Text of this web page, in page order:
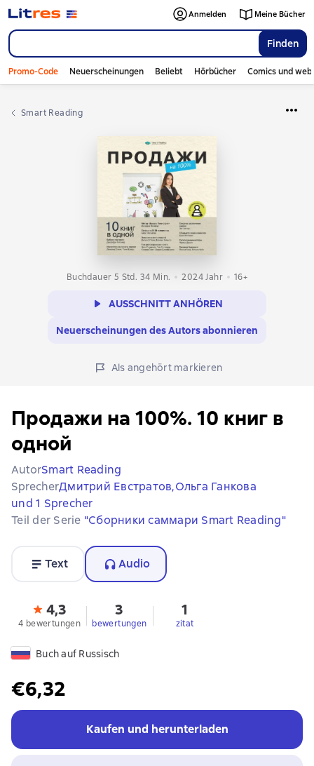
Finden
Anmelden Meine Bücher
Promo-Code Neuerscheinungen Beliebt Hörbücher Comics und
Smart Reading
Buchdauer 5 Std. 34 Min. 2024 Jahr 16+
AUSSCHNITT ANHÖREN
Neuerscheinungen des Autors abonnieren
Als angehört markieren
Продажи на 100%. 10 книг в
одной
AutorSmart Reading
SprecherДмитрий Евстратов,Ольга Ганкова
und 1 Sprecher
Teil der Serie "Сборники саммари Smart Reading"
Text Audio
4,3
4 bewertungen
3
bewertungen
1
zitat
Buch auf Russisch
€6,32
Kaufen und herunterladen